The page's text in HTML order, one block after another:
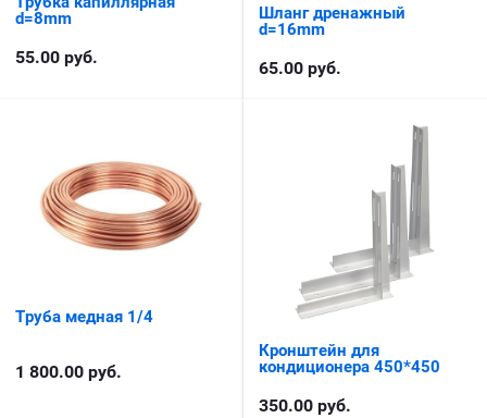
d=8mm
55.00 руб.
Шланг дренажный
d=16mm
65.00 руб.
Труба медная 1/4
1 800.00 руб.
Кронштейн для
кондиционера 450*450
350.00 руб.